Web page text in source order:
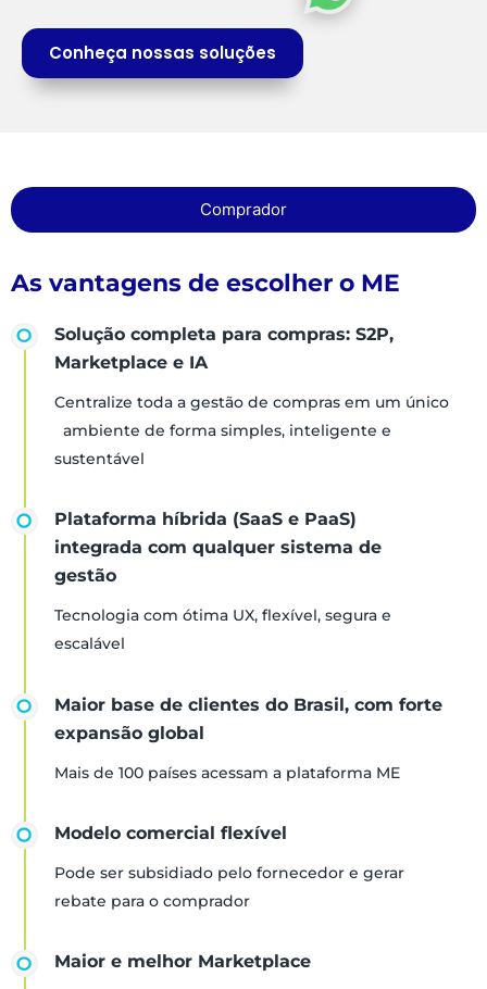
Conheça nossas soluções
Comprador
As vantagens de escolher o ME
Solução completa para compras: S2P,
Marketplace e IA
Centralize toda a gestão de compras em um único
ambiente de forma simples, inteligente e
sustentável
Plataforma híbrida (SaaS e PaaS)
integrada com qualquer sistema de
gestão
Tecnologia com ótima UX, flexível, segura e
escalável
Maior base de clientes do Brasil, com forte
expansão global
Mais de 100 países acessam a plataforma ME
Modelo comercial flexível
Pode ser subsidiado pelo fornecedor e gerar
rebate para o comprador
Maior e melhor Marketplace